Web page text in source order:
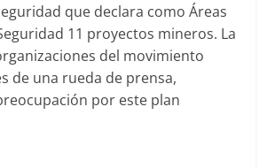
que declara como Áreas
11 proyectos mineros. La
del movimiento
de una rueda de prensa,
por este plan